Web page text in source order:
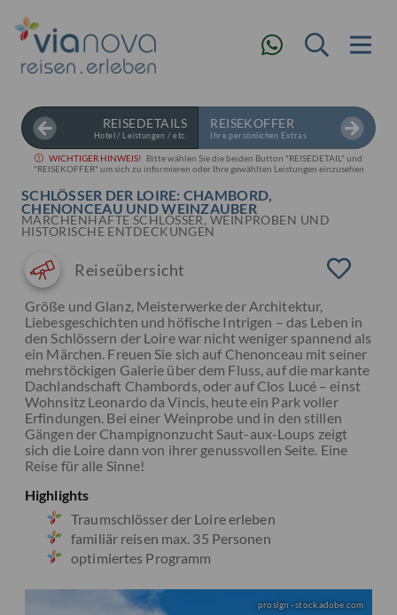
REISEDETAILS
Hotel / Leistungen / etc.
REISEKOFFER
Ihre persönlichen Extras
WICHTIGER HINWEIS!
Bitte wählen Sie die beiden Button "REISEDETAIL" und
"REISEKOFFER" um sich zu informieren oder Ihre gewählten Leistungen einzusehen
SCHLÖSSER DER LOIRE: CHAMBORD,
CHENONCEAU UND WEINZAUBER
MÄRCHENHAFTE SCHLÖSSER, WEINPROBEN UND
HISTORISCHE ENTDECKUNGEN
Reiseübersicht
Größe und Glanz, Meisterwerke der Architektur,
Liebesgeschichten und höfische Intrigen – das Leben in
den Schlössern der Loire war nicht weniger spannend als
ein Märchen. Freuen Sie sich auf Chenonceau mit seiner
mehrstöckigen Galerie über dem Fluss, auf die markante
Dachlandschaft Chambords, oder auf Clos Lucé – einst
Wohnsitz Leonardo da Vincis, heute ein Park voller
Erfindungen. Bei einer Weinprobe und in den stillen
Gängen der Champignonzucht Saut-aux-Loups zeigt
sich die Loire dann von ihrer genussvollen Seite. Eine
Reise für alle Sinne!
Highlights
Traumschlösser der Loire erleben
familiär reisen max. 35 Personen
optimiertes Programm
proslgn - stock.adobe.com